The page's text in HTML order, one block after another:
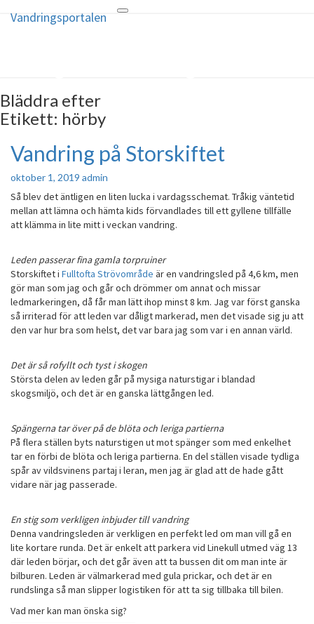
Toggle
Vandringsportalen
Vandringsportalen
vandringsportalen.se
Bläddra efter
Etikett: hörby
Vandring
på
Storskiftet
Vandring på Storskiftet
oktober 1, 2019 admin
Så blev det äntligen en liten lucka i vardagsschemat. Tråkig väntetid
mellan att lämna och hämta kids förvandlades till ett gyllene tillfälle
att klämma in lite mitt i veckan vandring.
Leden passerar fina gamla torpruiner
Storskiftet i Fulltofta Strövområde är en vandringsled på 4,6 km, men
gör man som jag och går och drömmer om annat och missar
ledmarkeringen, då får man lätt ihop minst 8 km. Jag var först ganska
så irriterad för att leden var dåligt markerad, men det visade sig ju att
den var hur bra som helst, det var bara jag som var i en annan värld.
Det är så rofyllt och tyst i skogen
Största delen av leden går på mysiga naturstigar i blandad
skogsmiljö, och det är en ganska lättgången led.
Spängerna tar över på de blöta och leriga partierna
På flera ställen byts naturstigen ut mot spänger som med enkelhet
tar en förbi de blöta och leriga partierna. En del ställen visade tydliga
spår av vildsvinens partaj i leran, men jag är glad att de hade gått
vidare när jag passerade.
En stig som verkligen inbjuder till vandring
Denna vandringsleden är verkligen en perfekt led om man vill gå en
lite kortare runda. Det är enkelt att parkera vid Linekull utmed väg 13
där leden börjar, och det går även att ta bussen dit om man inte är
bilburen. Leden är välmarkerad med gula prickar, och det är en
rundslinga så man slipper logistiken för att ta sig tillbaka till bilen.
Vad mer kan man önska sig?